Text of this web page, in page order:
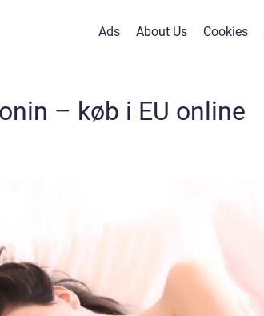
Ads About Us Cookies
– køb i EU online